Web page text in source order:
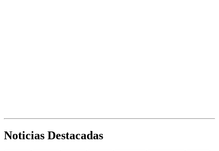
Noticias Destacadas